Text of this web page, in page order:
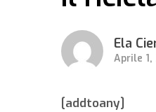
Ela
Aprile 1,
[addtoany]